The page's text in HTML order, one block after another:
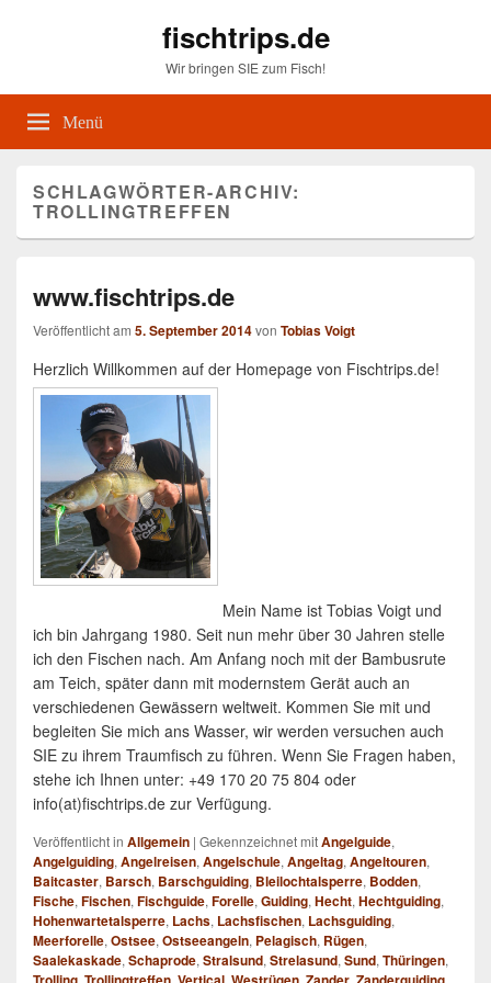
fischtrips.de
Wir bringen SIE zum Fisch!
Menü
SCHLAGWÖRTER-ARCHIV:
TROLLINGTREFFEN
www.fischtrips.de
Veröffentlicht am 5. September 2014von Tobias Voigt
Herzlich Willkommen auf der Homepage von Fischtrips.de!
Mein Name ist Tobias Voigt und
ich bin Jahrgang 1980. Seit nun mehr über 30 Jahren stelle
ich den Fischen nach. Am Anfang noch mit der Bambusrute
am Teich, später dann mit modernstem Gerät auch an
verschiedenen Gewässern weltweit. Kommen Sie mit und
begleiten Sie mich ans Wasser, wir werden versuchen auch
SIE zu ihrem Traumfisch zu führen. Wenn Sie Fragen haben,
stehe ich Ihnen unter: +49 170 20 75 804 oder
info(at)fischtrips.de zur Verfügung.
Veröffentlicht in Allgemein | Gekennzeichnet mitAngelguide,
Angelguiding, Angelreisen, Angelschule, Angeltag, Angeltouren,
Baitcaster, Barsch, Barschguiding, Bleilochtalsperre, Bodden,
Fische, Fischen, Fischguide, Forelle, Guiding, Hecht, Hechtguiding,
Hohenwartetalsperre, Lachs, Lachsfischen, Lachsguiding,
Meerforelle, Ostsee, Ostseeangeln, Pelagisch, Rügen,
Saalekaskade, Schaprode, Stralsund, Strelasund, Sund, Thüringen,